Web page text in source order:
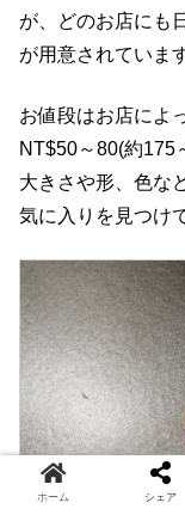
が、どのお店にも
が用意されていま
お値段はお店によ
NT$50～80(約175
大きさや形、色な
気に入りを見つけ
ホーム シェア